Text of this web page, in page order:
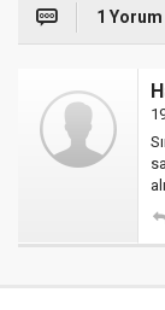
1 Yorum